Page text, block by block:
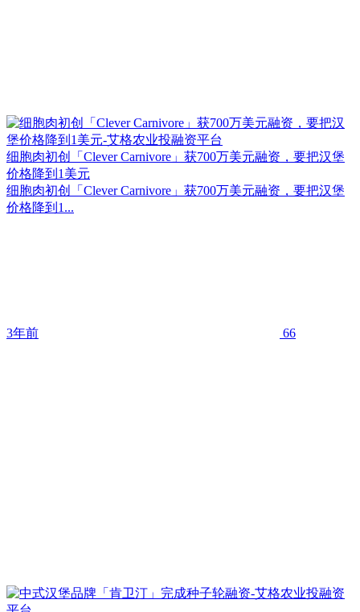
细胞肉初创「Clever Carnivore」获700万美元融资，要把汉堡
价格降到1美元
细胞肉初创「Clever Carnivore」获700万美元融资，要把汉堡
价格降到1...
3年前 66